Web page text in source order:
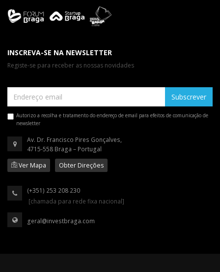
INSCREVA-SE NA NEWSLETTER
Registe-se para receber as nossas novidades
Subscrever
Autorizo a recolha e tratamento do endereço de email para efeitos de comunicação de
newsletter
Av. Dr. Francisco Pires Gonçalves,
4715-558 Braga – Portugal
Ver Mapa
Obter Direções
(+351) 253 208 230
[chamada para rede fixa nacional]
geral@investbraga.com